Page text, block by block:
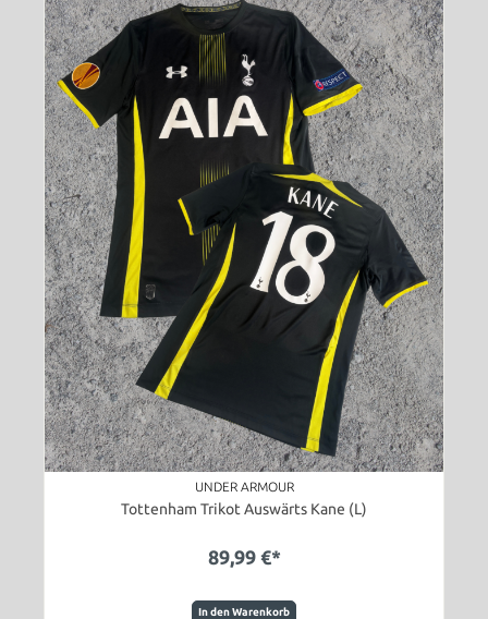
UNDER ARMOUR
Tottenham Trikot Auswärts Kane (L)
89,99 €*
In den Warenkorb